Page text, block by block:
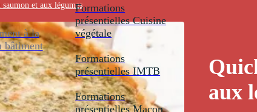
à la
bâtiment
Formations
présentielles Cuisine
végétale
Formations
présentielles IMTB
Formations
présentielles Maçon
saumon et aux légumes
aux